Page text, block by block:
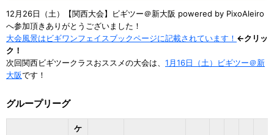
12月26日（土）【関西大会】ビギツー＠新大阪 powered by PixoAleiro
へ参加頂きありがとうございました！
大会風景はビギワンフェイスブックページに記載されています！ ←クリッ
ク！
次回関西ビギツークラスおススメの大会は、 1月16日（土）ビギツー＠新
大阪です！
グループリーグ
ケ